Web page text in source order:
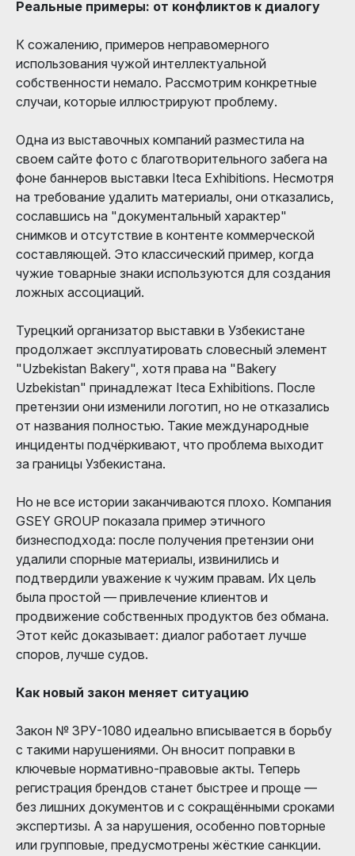
Реальные примеры: от конфликтов к диалогу
К сожалению, примеров неправомерного
использования чужой интеллектуальной
собственности немало. Рассмотрим конкретные
случаи, которые иллюстрируют проблему.
Одна из выставочных компаний разместила на
своем сайте фото с благотворительного забега на
фоне баннеров выставки Iteca Exhibitions. Несмотря
на требование удалить материалы, они отказались,
сославшись на "документальный характер"
снимков и отсутствие в контенте коммерческой
составляющей. Это классический пример, когда
чужие товарные знаки используются для создания
ложных ассоциаций.
Турецкий организатор выставки в Узбекистане
продолжает эксплуатировать словесный элемент
"Uzbekistan Bakery", хотя права на "Bakery
Uzbekistan" принадлежат Iteca Exhibitions. После
претензии они изменили логотип, но не отказались
от названия полностью. Такие международные
инциденты подчёркивают, что проблема выходит
за границы Узбекистана.
Но не все истории заканчиваются плохо. Компания
GSEY GROUP показала пример этичного
бизнесподхода: после получения претензии они
удалили спорные материалы, извинились и
подтвердили уважение к чужим правам. Их цель
была простой — привлечение клиентов и
продвижение собственных продуктов без обмана.
Этот кейс доказывает: диалог работает лучше
споров, лучше судов.
Как новый закон меняет ситуацию
Закон № ЗРУ-1080 идеально вписывается в борьбу
с такими нарушениями. Он вносит поправки в
ключевые нормативно-правовые акты. Теперь
регистрация брендов станет быстрее и проще —
без лишних документов и с сокращёнными сроками
экспертизы. А за нарушения, особенно повторные
или групповые, предусмотрены жёсткие санкции.